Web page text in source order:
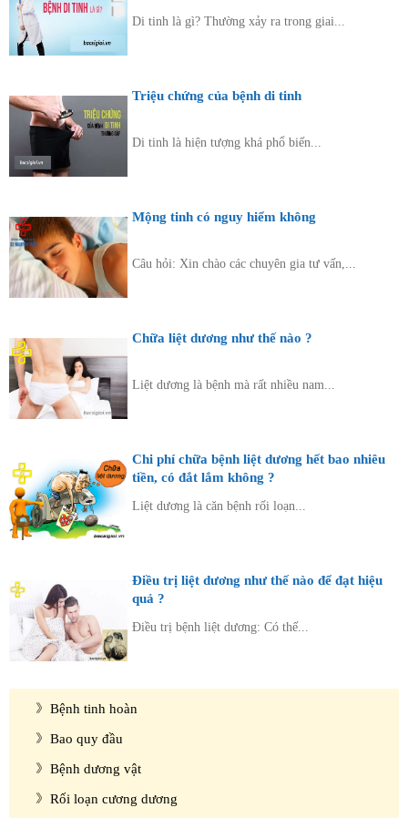
Di tinh là gì? Thường xảy ra trong giai...
Triệu chứng của bệnh di tinh
Di tinh là hiện tượng khá phổ biến...
Mộng tinh có nguy hiểm không
Câu hỏi: Xin chào các chuyên gia tư vấn,...
Chữa liệt dương như thế nào ?
Liệt dương là bệnh mà rất nhiều nam...
Chi phí chữa bệnh liệt dương hết bao nhiêu
tiền, có đắt lắm không ?
Liệt dương là căn bệnh rối loạn...
Điều trị liệt dương như thế nào để đạt hiệu
quả ?
Điều trị bệnh liệt dương: Có thế...
Bệnh tinh hoàn
Bao quy đầu
Bệnh dương vật
Rối loạn cương dương